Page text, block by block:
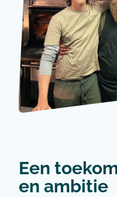
Een
en ambitie